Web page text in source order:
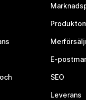
E-
SEO
Leverans